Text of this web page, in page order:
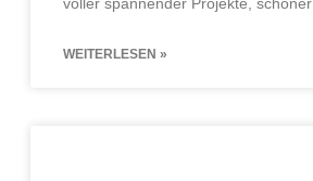
WEITERLESEN »